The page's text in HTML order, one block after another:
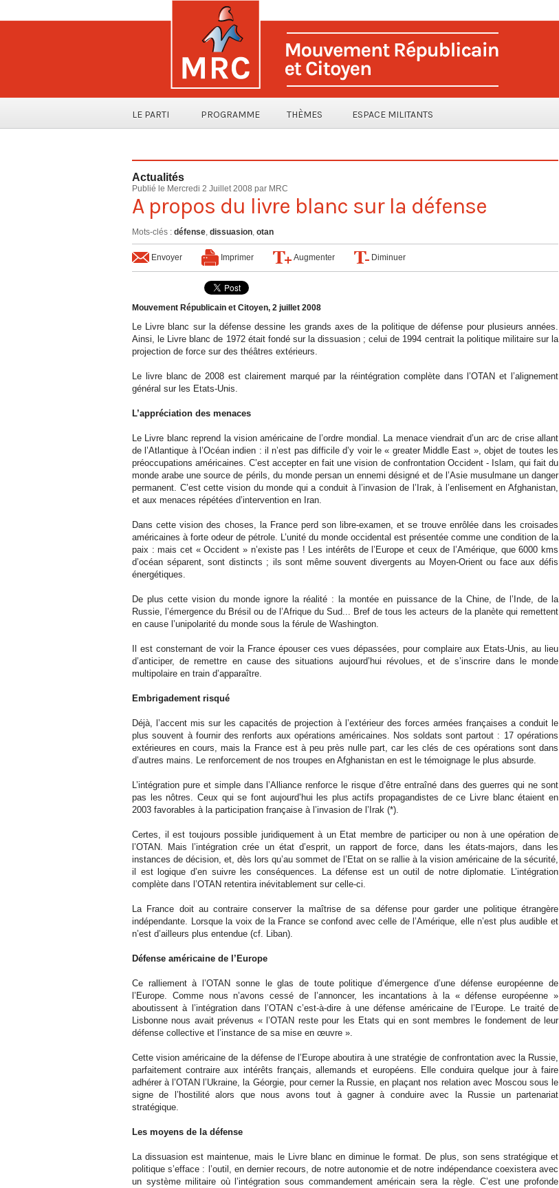
LE PARTI PROGRAMME THÈMES ESPACE MILITANTS
Actualités
Publié le Mercredi 2 Juillet 2008 par MRC
A propos du livre blanc sur la défense
Mots-clés : défense, dissuasion, otan
Envoyer Imprimer Augmenter Diminuer
Mouvement Républicain et Citoyen, 2 juillet 2008
Le Livre blanc sur la défense dessine les grands axes de la politique de défense pour plusieurs années.
Ainsi, le Livre blanc de 1972 était fondé sur la dissuasion ; celui de 1994 centrait la politique militaire sur la
projection de force sur des théâtres extérieurs.
Le livre blanc de 2008 est clairement marqué par la réintégration complète dans l’OTAN et l’alignement
général sur les Etats-Unis.
L’appréciation des menaces
Le Livre blanc reprend la vision américaine de l’ordre mondial. La menace viendrait d’un arc de crise allant
de l’Atlantique à l’Océan indien : il n’est pas difficile d’y voir le « greater Middle East », objet de toutes les
préoccupations américaines. C’est accepter en fait une vision de confrontation Occident - Islam, qui fait du
monde arabe une source de périls, du monde persan un ennemi désigné et de l’Asie musulmane un danger
permanent. C’est cette vision du monde qui a conduit à l’invasion de l’Irak, à l’enlisement en Afghanistan,
et aux menaces répétées d’intervention en Iran.
Dans cette vision des choses, la France perd son libre-examen, et se trouve enrôlée dans les croisades
américaines à forte odeur de pétrole. L’unité du monde occidental est présentée comme une condition de la
paix : mais cet « Occident » n’existe pas ! Les intérêts de l’Europe et ceux de l’Amérique, que 6000 kms
d’océan séparent, sont distincts ; ils sont même souvent divergents au Moyen-Orient ou face aux défis
énergétiques.
De plus cette vision du monde ignore la réalité : la montée en puissance de la Chine, de l’Inde, de la
Russie, l’émergence du Brésil ou de l’Afrique du Sud... Bref de tous les acteurs de la planète qui remettent
en cause l’unipolarité du monde sous la férule de Washington.
Il est consternant de voir la France épouser ces vues dépassées, pour complaire aux Etats-Unis, au lieu
d’anticiper, de remettre en cause des situations aujourd’hui révolues, et de s’inscrire dans le monde
multipolaire en train d’apparaître.
Embrigadement risqué
Déjà, l’accent mis sur les capacités de projection à l’extérieur des forces armées françaises a conduit le
plus souvent à fournir des renforts aux opérations américaines. Nos soldats sont partout : 17 opérations
extérieures en cours, mais la France est à peu près nulle part, car les clés de ces opérations sont dans
d’autres mains. Le renforcement de nos troupes en Afghanistan en est le témoignage le plus absurde.
L’intégration pure et simple dans l’Alliance renforce le risque d’être entraîné dans des guerres qui ne sont
pas les nôtres. Ceux qui se font aujourd’hui les plus actifs propagandistes de ce Livre blanc étaient en
2003 favorables à la participation française à l’invasion de l’Irak (*).
Certes, il est toujours possible juridiquement à un Etat membre de participer ou non à une opération de
l’OTAN. Mais l’intégration crée un état d’esprit, un rapport de force, dans les états-majors, dans les
instances de décision, et, dès lors qu’au sommet de l’Etat on se rallie à la vision américaine de la sécurité,
il est logique d’en suivre les conséquences. La défense est un outil de notre diplomatie. L’intégration
complète dans l’OTAN retentira inévitablement sur celle-ci.
La France doit au contraire conserver la maîtrise de sa défense pour garder une politique étrangère
indépendante. Lorsque la voix de la France se confond avec celle de l’Amérique, elle n’est plus audible et
n’est d’ailleurs plus entendue (cf. Liban).
Défense américaine de l’Europe
Ce ralliement à l’OTAN sonne le glas de toute politique d’émergence d’une défense européenne de
l’Europe. Comme nous n’avons cessé de l’annoncer, les incantations à la « défense européenne »
aboutissent à l’intégration dans l’OTAN c’est-à-dire à une défense américaine de l’Europe. Le traité de
Lisbonne nous avait prévenus « l’OTAN reste pour les Etats qui en sont membres le fondement de leur
défense collective et l’instance de sa mise en œuvre ».
Cette vision américaine de la défense de l’Europe aboutira à une stratégie de confrontation avec la Russie,
parfaitement contraire aux intérêts français, allemands et européens. Elle conduira quelque jour à faire
adhérer à l’OTAN l’Ukraine, la Géorgie, pour cerner la Russie, en plaçant nos relation avec Moscou sous le
signe de l’hostilité alors que nous avons tout à gagner à conduire avec la Russie un partenariat
stratégique.
Les moyens de la défense
La dissuasion est maintenue, mais le Livre blanc en diminue le format. De plus, son sens stratégique et
politique s’efface : l’outil, en dernier recours, de notre autonomie et de notre indépendance coexistera avec
un système militaire où l’intégration sous commandement américain sera la règle. C’est une profonde